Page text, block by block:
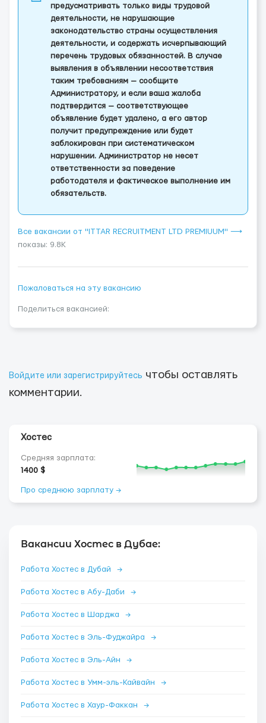
предусматривать только виды трудовой
деятельности, не нарушающие
законодательство страны осуществления
деятельности, и содержать исчерпывающий
перечень трудовых обязанностей. В случае
выявления в объявлении несоответствия
таким требованиям — сообщите
Администратору, и если ваша жалоба
подтвердится — соответствующее
объявление будет удалено, а его автор
получит предупреждение или будет
заблокирован при систематическом
нарушении. Администратор не несет
ответственности за поведение
работодателя и фактическое выполнение им
обязательств.
Все вакансии от "ITTAR RECRUITMENT LTD PREMIUUM" ⟶
показы: 9.8K
Пожаловаться на эту вакансию
Поделиться вакансией:
Войдите или зарегистрируйтесь чтобы оставлять
комментарии.
Хостес
Средняя зарплата:
1400 $
Про среднюю зарплату →
Вакансии Хостес в Дубае:
Работа Хостес в Дубай →
Работа Хостес в Абу-Даби →
Работа Хостес в Шарджа →
Работа Хостес в Эль-Фуджайра →
Работа Хостес в Эль-Айн →
Работа Хостес в Умм-эль-Кайвайн →
Работа Хостес в Хаур-Факкан →